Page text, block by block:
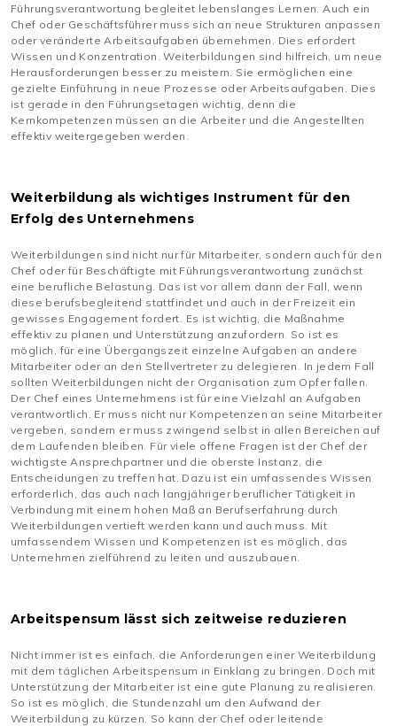
Führungsverantwortung begleitet lebenslanges Lernen. Auch ein
Chef oder Geschäftsführer muss sich an neue Strukturen anpassen
oder veränderte Arbeitsaufgaben übernehmen. Dies erfordert
Wissen und Konzentration. Weiterbildungen sind hilfreich, um neue
Herausforderungen besser zu meistern. Sie ermöglichen eine
gezielte Einführung in neue Prozesse oder Arbeitsaufgaben. Dies
ist gerade in den Führungsetagen wichtig, denn die
Kernkompetenzen müssen an die Arbeiter und die Angestellten
effektiv weitergegeben werden.
Weiterbildung als wichtiges Instrument für den
Erfolg des Unternehmens
Weiterbildungen sind nicht nur für Mitarbeiter, sondern auch für den
Chef oder für Beschäftigte mit Führungsverantwortung zunächst
eine berufliche Belastung. Das ist vor allem dann der Fall, wenn
diese berufsbegleitend stattfindet und auch in der Freizeit ein
gewisses Engagement fordert. Es ist wichtig, die Maßnahme
effektiv zu planen und Unterstützung anzufordern. So ist es
möglich, für eine Übergangszeit einzelne Aufgaben an andere
Mitarbeiter oder an den Stellvertreter zu delegieren. In jedem Fall
sollten Weiterbildungen nicht der Organisation zum Opfer fallen.
Der Chef eines Unternehmens ist für eine Vielzahl an Aufgaben
verantwortlich. Er muss nicht nur Kompetenzen an seine Mitarbeiter
vergeben, sondern er muss zwingend selbst in allen Bereichen auf
dem Laufenden bleiben. Für viele offene Fragen ist der Chef der
wichtigste Ansprechpartner und die oberste Instanz, die
Entscheidungen zu treffen hat. Dazu ist ein umfassendes Wissen
erforderlich, das auch nach langjähriger beruflicher Tätigkeit in
Verbindung mit einem hohen Maß an Berufserfahrung durch
Weiterbildungen vertieft werden kann und auch muss. Mit
umfassendem Wissen und Kompetenzen ist es möglich, das
Unternehmen zielführend zu leiten und auszubauen.
Arbeitspensum lässt sich zeitweise reduzieren
Nicht immer ist es einfach, die Anforderungen einer Weiterbildung
mit dem täglichen Arbeitspensum in Einklang zu bringen. Doch mit
Unterstützung der Mitarbeiter ist eine gute Planung zu realisieren.
So ist es möglich, die Stundenzahl um den Aufwand der
Weiterbildung zu kürzen. So kann der Chef oder leitende